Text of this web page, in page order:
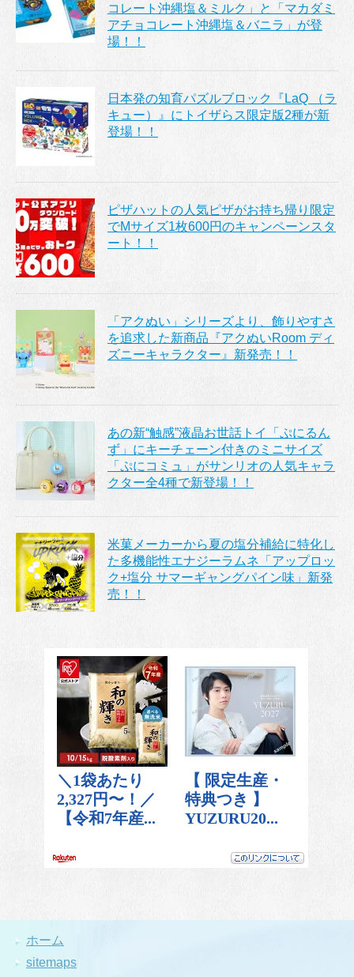
コレート沖縄塩＆ミルク」と「マカダミ
アチョコレート沖縄塩＆バニラ」が登
場！！
日本発の知育パズルブロック『LaQ （ラ
キュー）』にトイザらス限定版2種が新
登場！！
ピザハットの人気ピザがお持ち帰り限定
でMサイズ1枚600円のキャンペーンスタ
ート！！
「アクぬい」シリーズより、飾りやすさ
を追求した新商品『アクぬいRoom ディ
ズニーキャラクター』新発売！！
あの新“触感”液晶お世話トイ「ぷにるん
ず」にキーチェーン付きのミニサイズ
「ぷにコミュ」がサンリオの人気キャラ
クター全4種で新登場！！
米菓メーカーから夏の塩分補給に特化し
た多機能性エナジーラムネ「アップロッ
ク+塩分 サマーギャングパイン味」新発
売！！
ホーム
sitemaps